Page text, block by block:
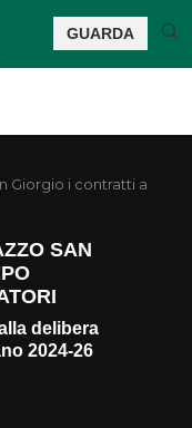
GUARDA
Giorgio i contratti a
SAN
delibera
2024-26